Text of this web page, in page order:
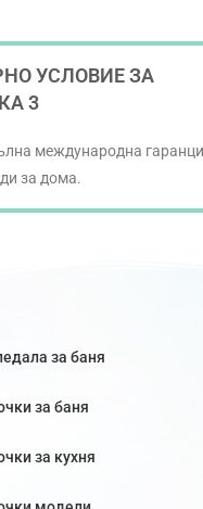
УСЛОВИЕ ЗА
3
международна
за дома.
за баня
за баня
за кухня